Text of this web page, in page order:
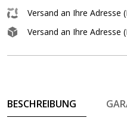
Versand an Ihre Adresse
Versand an Ihre Adresse
BESCHREIBUNG